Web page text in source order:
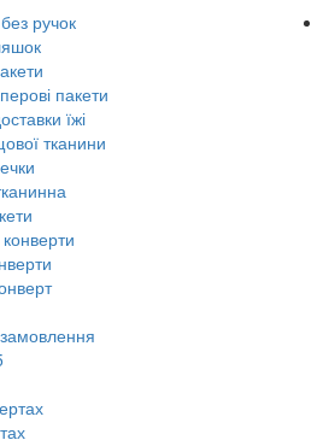
ручок
пакети
їжі
тканини